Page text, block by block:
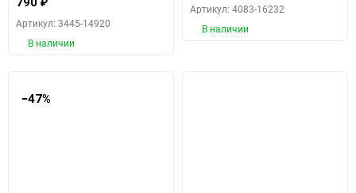
Артикул: 3445-14920
В наличии
Артикул: 4083-16232
В наличии
−47%